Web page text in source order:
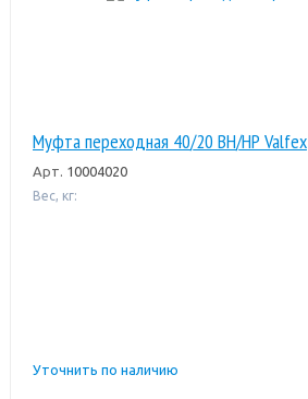
Муфта переходная 40/20 ВН/НР Valfex
Арт. 10004020
Вес, кг:
Уточнить по наличию